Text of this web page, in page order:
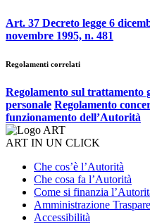
Art. 37 Decreto legge 6
novembre 1995, n. 481
Regolamenti correlati
Regolamento sul trattamento
personale Regolamento
funzionamento dell’Autorità
ART IN UN CLICK
Che cos’è l’Autorità
Che cosa fa l’Autorità
Come si finanzia
Amministrazione
Accessibilità